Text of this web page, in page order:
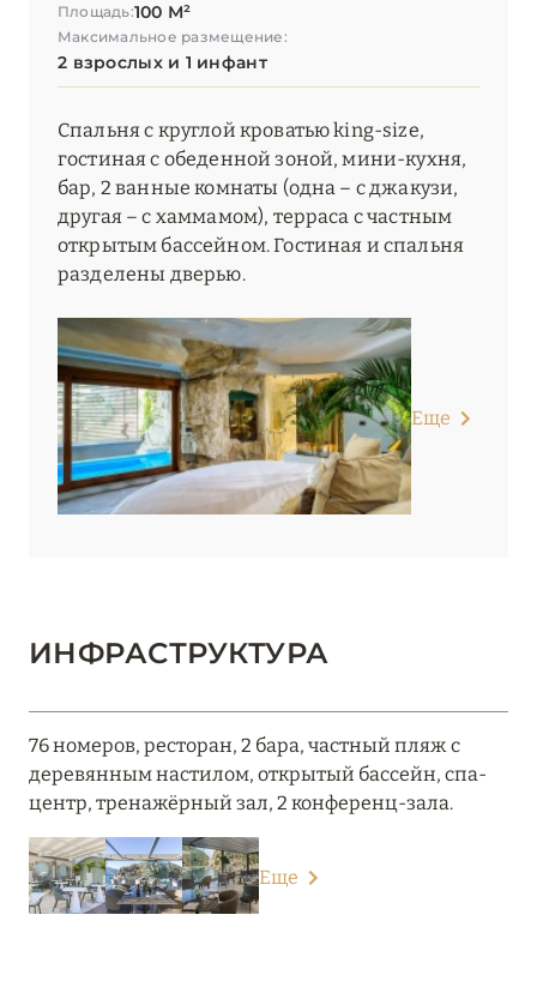
Площадь:100 М²
Максимальное размещение:
2 взрослых и 1 инфант
Спальня с круглой кроватью king-size,
гостиная с обеденной зоной, мини-кухня,
бар, 2 ванные комнаты (одна – с джакузи,
другая – с хаммамом), терраса с частным
открытым бассейном. Гостиная и спальня
разделены дверью.
Еще
ИНФРАСТРУКТУРА
76 номеров, ресторан, 2 бара, частный пляж с
деревянным настилом, открытый бассейн, спа-
центр, тренажёрный зал, 2 конференц-зала.
Еще